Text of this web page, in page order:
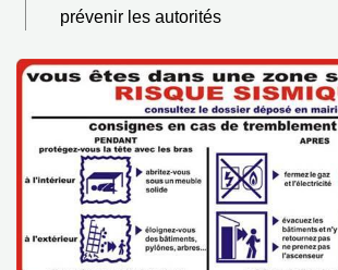
prévenir les autorités